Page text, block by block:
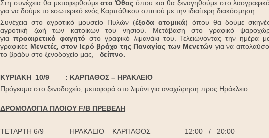
Στη συνέχεια θα μεταφερθούμεστο Όθος όπου και θα ξεναγηθούμε στο
για να δούμε το εσωτερικό ενός Καρπάθικου σπιτιού με την ιδιαίτερη διακόσμηση.
Συνέχεια στο αγροτικό μουσείο Πυλών (έξοδα ατομικά) όπου θα δούμε σκηνές
αγροτική ζωή των κατοίκων του νησιού. Μετάβαση στο γραφικό
για προαιρετικό φαγητό στο γραφικό λιμανάκι του. Τελειώνοντας την ημέρα
γραφικές Μενετές, στον Ιερό βράχο της Παναγίας των Μενετών για να
το βράδυ στο ξενοδοχείο μας,
δείπνο.
ΚΥΡΙΑΚΗ 10/9 : ΚΑΡΠΑΘΟΣ – ΗΡΑΚΛΕΙΟ
Πρόγευμα στο ξενοδοχείο, μεταφορά στο λιμάνι για αναχώρηση προς Ηράκλειο.
ΔΡΟΜΟΛΟΓΙΑ ΠΛΟΙΟΥ F/B ΠΡΕΒΕΛΗ
ΤΕΤΑΡΤΗ 6/9 ΗΡΑΚΛΕΙΟ – ΚΑΡΠΑΘΟΣ 12:00 / 20:00